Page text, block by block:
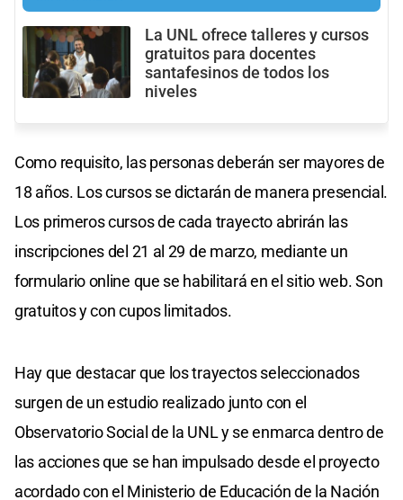
La UNL ofrece talleres y cursos
gratuitos para docentes
santafesinos de todos los
niveles
Como requisito, las personas deberán ser mayores de
18 años. Los cursos se dictarán de manera presencial.
Los primeros cursos de cada trayecto abrirán las
inscripciones del 21 al 29 de marzo, mediante un
formulario online que se habilitará en el sitio web. Son
gratuitos y con cupos limitados.
Hay que destacar que los trayectos seleccionados
surgen de un estudio realizado junto con el
Observatorio Social de la UNL y se enmarca dentro de
las acciones que se han impulsado desde el proyecto
acordado con el Ministerio de Educación de la Nación